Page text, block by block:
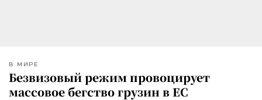
В МИРЕ
Безвизовый режим провоцирует
массовое бегство грузин в ЕС